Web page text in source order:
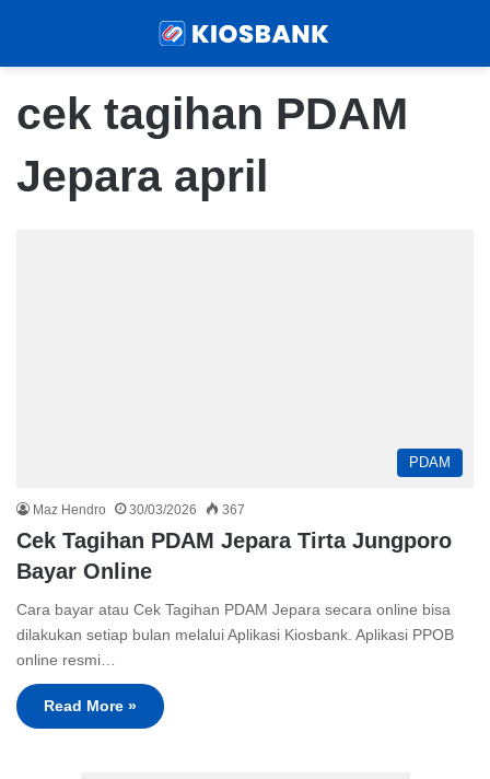
cek tagihan PDAM
Jepara april
PDAM
Maz Hendro 30/03/2026 367
Cek Tagihan PDAM Jepara Tirta Jungporo
Bayar Online
Cara bayar atau Cek Tagihan PDAM Jepara secara online bisa
dilakukan setiap bulan melalui Aplikasi Kiosbank. Aplikasi PPOB
online resmi…
Read More »